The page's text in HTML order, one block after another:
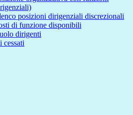
posizioni dirigenziali discrezionali
di funzione disponibili
dirigenti
cessati